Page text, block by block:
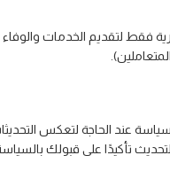
فقط لتقديم الخدمات والوفاء
عند الحاجة لتعكس
تأكيدًا على قبولك